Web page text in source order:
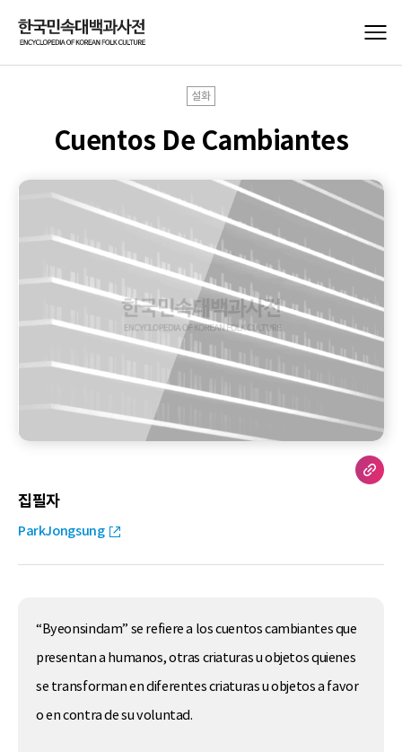
설화
Cuentos De Cambiantes
집필자
ParkJongsung
“Byeonsindam” se refiere a los cuentos cambiantes que
presentan a humanos, otras criaturas u objetos quienes
se transforman en diferentes criaturas u objetos a favor
o en contra de su voluntad.